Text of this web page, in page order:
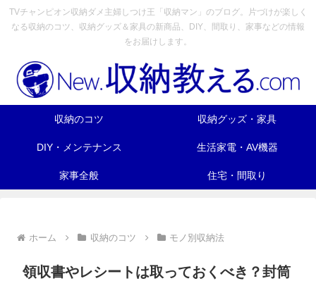
TVチャンピオン収納ダメ主婦しつけ王「収納マン」のブログ。片づけが楽しく
なる収納のコツ、収納グッズ＆家具の新商品、DIY、間取り、家事などの情報
をお届けします。
収納のコツ 収納グッズ・家具
DIY・メンテナンス 生活家電・AV機器
家事全般 住宅・間取り
ホーム 収納のコツ モノ別収納法
領収書やレシートは取っておくべき？封筒